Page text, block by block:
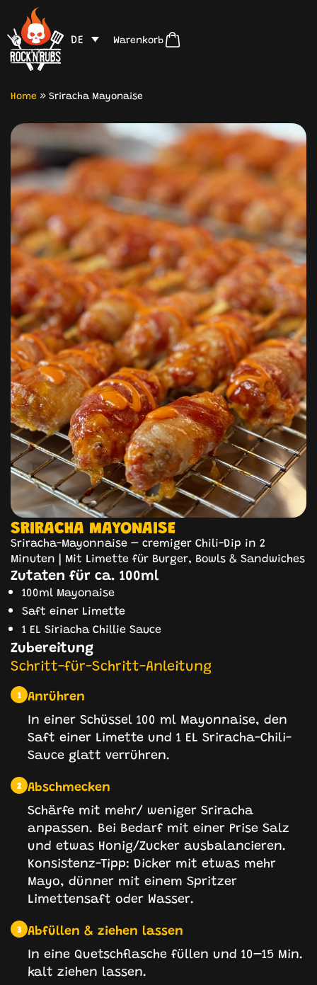
DE Warenkorb
Home » Sriracha Mayonaise
SRIRACHA MAYONAISE
Sriracha-Mayonnaise – cremiger Chili-Dip in 2
Minuten | Mit Limette für Burger, Bowls & Sandwiches
Zutaten für ca. 100ml
100ml Mayonaise
Saft einer Limette
1 EL Siriacha Chillie Sauce
Zubereitung
Schritt-für-Schritt-Anleitung
1 Anrühren
In einer Schüssel 100 ml Mayonnaise, den
Saft einer Limette und 1 EL Sriracha-Chili-
Sauce glatt verrühren.
2 Abschmecken
Schärfe mit mehr/ weniger Sriracha
anpassen. Bei Bedarf mit einer Prise Salz
und etwas Honig/Zucker ausbalancieren.
Konsistenz-Tipp: Dicker mit etwas mehr
Mayo, dünner mit einem Spritzer
Limettensaft oder Wasser.
3 Abfüllen & ziehen lassen
In eine Quetschflasche füllen und 10–15 Min.
kalt ziehen lassen.